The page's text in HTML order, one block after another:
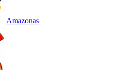
Amazonas